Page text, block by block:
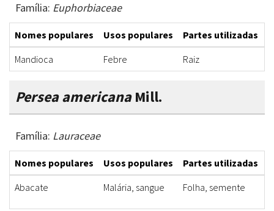
Família: Euphorbiaceae
Nomes populares Usos populares Partes utilizadas
Mandioca
Febre Raiz
Persea americanaMill.
Família: Lauraceae
Nomes populares Usos populares Partes utilizadas
Abacate
Malária, sangue Folha, semente